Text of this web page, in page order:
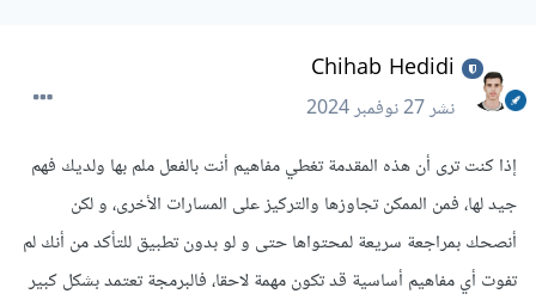
Chihab Hedidi
نشر27 نوفمبر 2024
إذا كنت ترى أن هذه المقدمة تغطي مفاهيم أنت بالفعل ملم بها ولديك فهم
جيد لها، فمن الممكن تجاوزها والتركيز على المسارات الأخرى، و لكن
أنصحك بمراجعة سريعة لمحتواها حتى و لو بدون تطبيق للتأكد من أنك لم
تفوت أي مفاهيم أساسية قد تكون مهمة لاحقا، فالبرمجة تعتمد بشكل كبير